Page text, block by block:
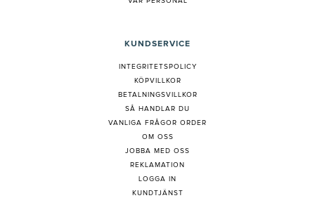
KUNDSERVICE
INTEGRITETSPOLICY
KÖPVILLKOR
BETALNINGSVILLKOR
SÅ HANDLAR DU
VANLIGA FRÅGOR ORDER
OM OSS
JOBBA MED OSS
REKLAMATION
LOGGA IN
KUNDTJÄNST